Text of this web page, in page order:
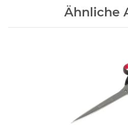
Ähnliche